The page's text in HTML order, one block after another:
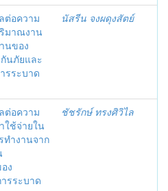
ต่อความ
มาณงาน
นของ
นภัยและ
รระบาด
นัสรีน จงผดุงสัตย์
ต่อความ
ใช้จ่ายใน
ทำงานจาก
ง
รระบาด
ชัชรักษ์ ทรงศิวิไล